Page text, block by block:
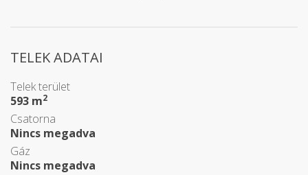
TELEK ADATAI
Telek terület
593 m2
Csatorna
Nincs megadva
Gáz
Nincs megadva